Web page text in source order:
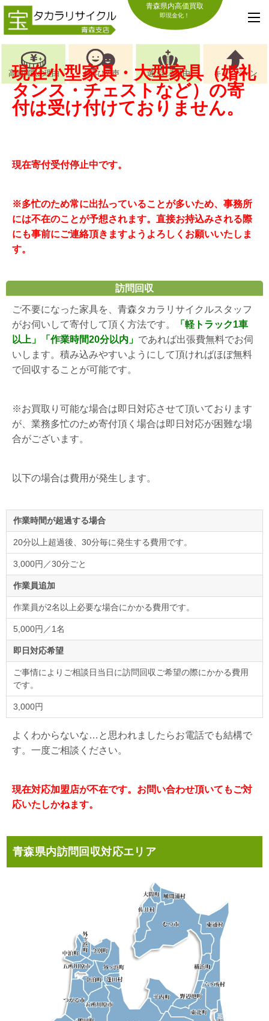
青森県内高価買取
即現金化！
高価買取の理由 お喜びの声 選ばれる理由 キャンペーン
現在小型家具・大型家具（婚礼
タンス・チェストなど）の寄
付は受け付けておりません。
現在寄付受付停止中です。
※多忙のため常に出払っていることが多いため、事務所
には不在のことが予想されます。直接お持込みされる際
にも事前にご連絡頂きますようよろしくお願いいたしま
す。
訪問回収
ご不要になった家具を、青森タカラリサイクルスタッフ
がお伺いして寄付して頂く方法です。
「軽トラック1車
以上」「作業時間20分以内」 であれば出張費無料でお伺
いします。積み込みやすいようにして頂ければほぼ無料
で回収することが可能です。
※お買取り可能な場合は即日対応させて頂いております
が、業務多忙のため寄付頂く場合は即日対応が困難な場
合がございます。
以下の場合は費用が発生します。
作業時間が超過する場合
20分以上超過後、30分毎に発生する費用です。
3,000円／30分ごと
作業員追加
作業員が2名以上必要な場合にかかる費用です。
5,000円／1名
即日対応希望
ご事情によりご相談日当日に訪問回収ご希望の際にかかる費用
です。
3,000円
よくわからないな…と思われましたらお電話でも結構で
す。一度ご相談ください。
現在対応加盟店が不在です。お問い合わせ頂いてもご対
応いたしかねます。
青森県内訪問回収対応エリア